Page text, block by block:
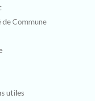
de Commune
utiles